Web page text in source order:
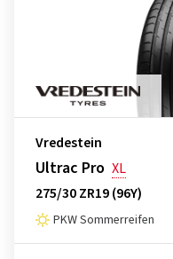
Vredestein
Ultrac Pro XL
275/30 ZR19 (96Y)
PKW Sommerreifen